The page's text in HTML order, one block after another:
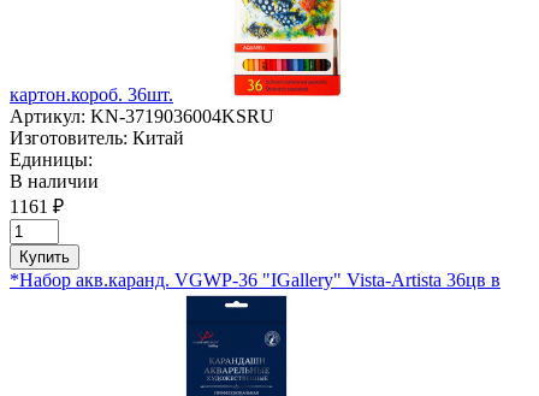
картон.короб. 36шт.
Артикул: KN-3719036004KSRU
Изготовитель: Китай
Единицы:
В наличии
1161 ₽
Купить
*Набор акв.каранд. VGWP-36 "IGallery" Vista-Artista 36цв в